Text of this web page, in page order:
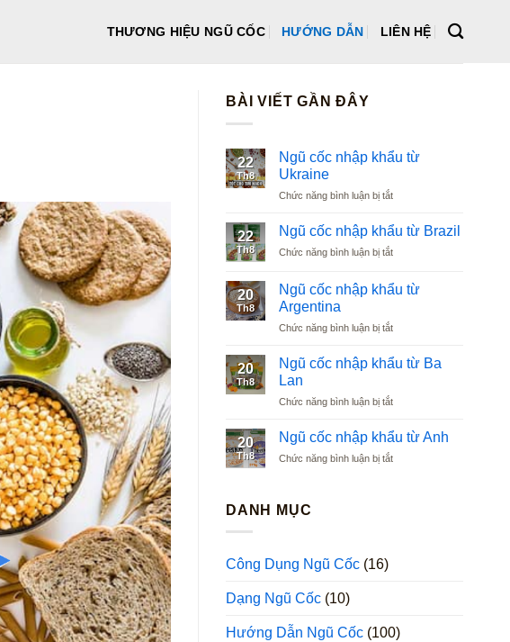
THƯƠNG HIỆU NGŨ CỐC HƯỚNG DẪN LIÊN HỆ
BÀI VIẾT GẦN ĐÂY
22
Th8
Ngũ cốc nhập khẩu từ
Ukraine
Chức năng bình luận bị tắtở
cốc
khẩu
Ukraine
22
Th8
Ngũ cốc nhập khẩu từ Brazil
Chức năng bình luận bị tắtở
cốc
nhập
từ
20
Th8
Ngũ cốc nhập khẩu từ
Argentina
Chức năng bình luận bị tắtở
cốc
từ
20
Th8
Ngũ cốc nhập khẩu từ Ba
Lan
Chức năng bình luận bị tắtở
cốc
khẩu
20
Th8
Ngũ cốc nhập khẩu từ Anh
Chức năng bình luận bị tắtở
DANH MỤC
Công Dụng Ngũ Cốc (16)
Dạng Ngũ Cốc (10)
Hướng Dẫn Ngũ Cốc (100)